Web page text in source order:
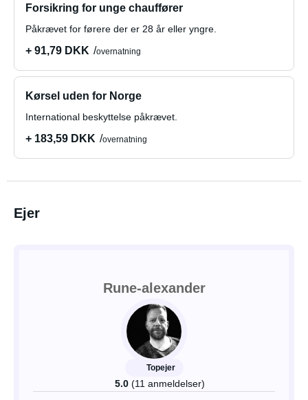
Forsikring for unge chauffører
Påkrævet for førere der er 28 år eller yngre.
+ 91,79 DKK overnatning
Kørsel uden for Norge
International beskyttelse påkrævet.
+ 183,59 DKK overnatning
Ejer
Rune-alexander
Topejer
5.0 (11 anmeldelser)